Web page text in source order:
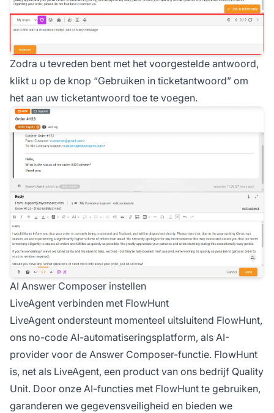
Zodra u tevreden bent met het voorgestelde antwoord,
klikt u op de knop “Gebruiken in ticketantwoord” om
het aan uw ticketantwoord toe te voegen.
AI Answer Composer instellen
LiveAgent verbinden met FlowHunt
LiveAgent ondersteunt momenteel uitsluitend FlowHunt,
ons no-code AI-automatiseringsplatform, als AI-
provider voor de Answer Composer-functie. FlowHunt
is, net als LiveAgent, een product van ons bedrijf Quality
Unit. Door onze AI-functies met FlowHunt te gebruiken,
garanderen we gegevensveiligheid en bieden we